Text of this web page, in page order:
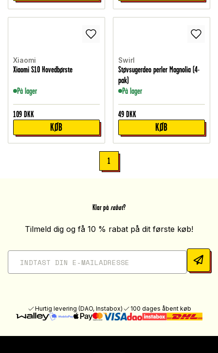
Xiaomi
Xiaomi S10 Hovedbørste
På lager
109 DKK
KØB
Swirl
Støvsugerdeo perler Magnolia (4-
pak)
På lager
49 DKK
KØB
1
Klar på rabat?
Tilmeld dig og få 10 % rabat på dit første køb!
Hurtig levering (DAO, Instabox) 100 dages åbent køb